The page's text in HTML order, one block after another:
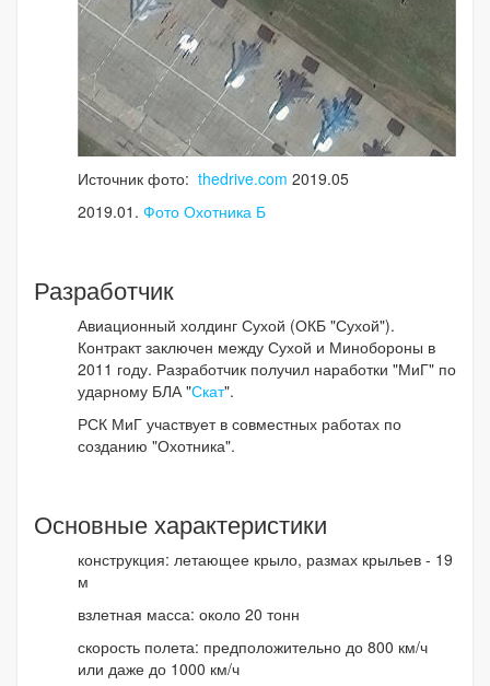
Источник фото: thedrive.com 2019.05
2019.01. Фото Охотника Б
Разработчик
Авиационный холдинг Сухой (ОКБ "Сухой").
Контракт заключен между Сухой и Минобороны в
2011 году. Разработчик получил наработки "МиГ" по
ударному БЛА "Скат".
РСК МиГ участвует в совместных работах по
созданию "Охотника".
Основные характеристики
конструкция: летающее крыло, размах крыльев - 19
м
взлетная масса: около 20 тонн
скорость полета: предположительно до 800 км/ч
или даже до 1000 км/ч